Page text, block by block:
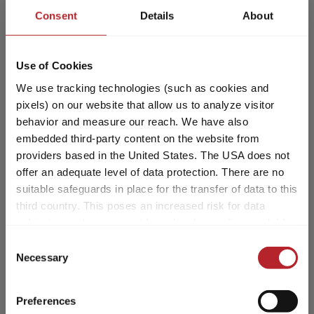
Consent Details About
Use of Cookies
We use tracking technologies (such as cookies and
pixels) on our website that allow us to analyze visitor
behavior and measure our reach. We have also
embedded third-party content on the website from
providers based in the United States. The USA does not
offer an adequate level of data protection. There are no
suitable safeguards in place for the transfer of data to this
third country. This poses an increased risk for data
purposes and combine it with other data. For more
By accepting or selecting individual cookies/services in
Selection
Necessary
Preferences
A partir de
7,36 m
Longueur
3500 kg
P.T.A.C.
configuration et le chargement.
dépassé à l’utilisation. Pour
l’acheteur d’un camping-car, la
question qui se pose est donc celle
de savoir comment il doit configurer
son véhicule pour loger les
passagers, les bagages et les
accessoires selon ses besoins sans
que le véhicule dépasse ce poids
maximal ? Pour vous faciliter cette
vous seront particulièrement utiles